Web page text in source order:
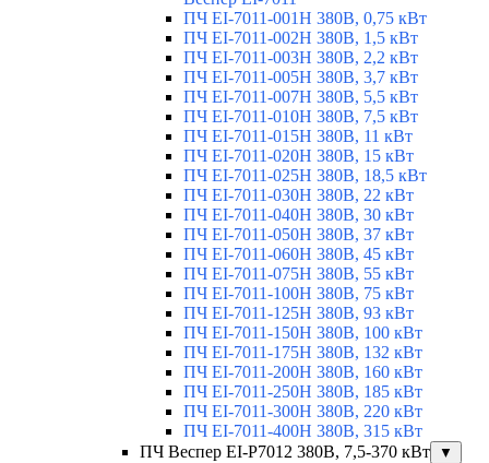
ПЧ EI-7011-001H 380В, 0,75 кВт
ПЧ EI-7011-002H 380В, 1,5 кВт
ПЧ EI-7011-003H 380В, 2,2 кВт
ПЧ EI-7011-005H 380В, 3,7 кВт
ПЧ EI-7011-007H 380В, 5,5 кВт
ПЧ EI-7011-010H 380В, 7,5 кВт
ПЧ EI-7011-015H 380В, 11 кВт
ПЧ EI-7011-020H 380В, 15 кВт
ПЧ EI-7011-025H 380В, 18,5 кВт
ПЧ EI-7011-030H 380В, 22 кВт
ПЧ EI-7011-040H 380В, 30 кВт
ПЧ EI-7011-050H 380В, 37 кВт
ПЧ EI-7011-060H 380В, 45 кВт
ПЧ EI-7011-075H 380В, 55 кВт
ПЧ EI-7011-100H 380В, 75 кВт
ПЧ EI-7011-125H 380В, 93 кВт
ПЧ EI-7011-150H 380В, 100 кВт
ПЧ EI-7011-175H 380В, 132 кВт
ПЧ EI-7011-200H 380В, 160 кВт
ПЧ EI-7011-250H 380В, 185 кВт
ПЧ EI-7011-300H 380В, 220 кВт
ПЧ EI-7011-400H 380В, 315 кВт
ПЧ Веспер EI-P7012 380В, 7,5-370 кВт
▼